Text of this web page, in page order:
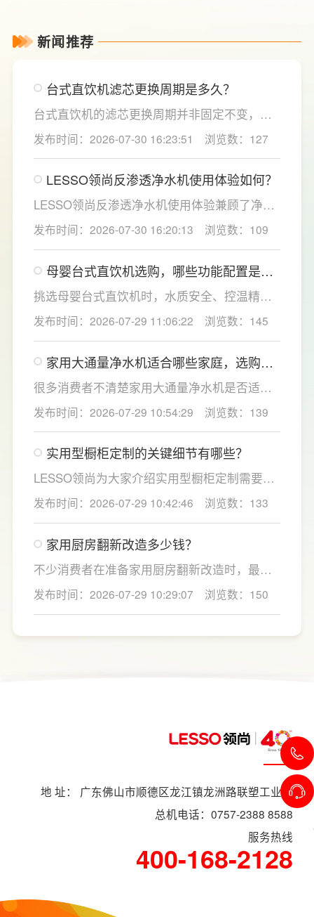
新闻推荐
台式直饮机滤芯更换周期是多久？
台式直饮机的滤芯更换周期并非固定不变，主
要取决于实际用水量、进水水质及使用频率等
因素。一般来说，PP棉和活性炭类前置滤芯建
议每6至12个月更换一次，RO反渗透膜滤芯使
用寿命相对较长，通常在2至3年左右，而后置
活性炭滤芯则建议每年更换一次以保障出水口
感。
发布时间：2026-07-30 16:23:51 浏览数：127
LESSO领尚反渗透净水机使用体验如何？
LESSO领尚反渗透净水机使用体验兼顾了净水
效果、使用便捷性和节水表现。产品采用
120mm纤薄机身设计，不占用过多厨下空间；
双出水模式可根据不同需求切换生活用水和直
饮水，不仅满足厨房多场景用水需求，还有助
于延长滤芯使用寿命。
发布时间：2026-07-30 16:20:13 浏览数：109
母婴台式直饮机选购，哪些功能配置是有
娃家庭必不可少的？
挑选母婴台式直饮机时，水质安全、控温精准
度是宝妈群体最关心的核心需求，接下来
LESSO领尚为大家讲解适合母婴家庭的必备功
能配置。母婴冲奶、辅食、直饮对水温要求不
同，机型需搭载多档精准控温功能，45℃低温
冲奶、85℃泡辅食、100℃沸水冲泡茶饮一键
切换，不用反复烧水兑冷水，呵护宝宝娇嫩肠
胃。
发布时间：2026-07-29 11:06:22 浏览数：145
家用大通量净水机适合哪些家庭，选购时
如何匹配用水场景吗？
很多消费者不清楚家用大通量净水机是否适配
自家户型，LESSO领尚建议，选购前一定要结
合家庭用水场景判断。家用大通量净水机更适
合常住人口多、用水需求大的家庭，比如三口
及以上之家，或是经常泡茶、冲奶、清洗果
蔬，需要持续大量净水的用户。小户型、单人
居住、日常用水量少的家庭，无需盲目追求超
大通量，避免功能过剩造成浪费。
发布时间：2026-07-29 10:54:29 浏览数：139
实用型橱柜定制的关键细节有哪些？
LESSO领尚为大家介绍实用型橱柜定制需要关
注的几个关键细节：实用型橱柜定制应结合厨
房面积和家庭烹饪习惯进行规划，合理划分
洗、切、炒动线，提升下厨效率；同时充分利
用吊柜、地柜、高柜等收纳空间，并配置抽屉
分区、拉篮、转角收纳等功能设计，提高空间
利用率。
发布时间：2026-07-29 10:42:46 浏览数：133
家用厨房翻新改造多少钱？
不少消费者在准备家用厨房翻新改造时，最关
心的问题莫过于“家用厨房翻新改造多少钱”，接
下来LESSO领尚为大家解答一下。事实上，厨
房改造费用并没有统一标准，通常会受到改造
范围、空间面积、材料品质、功能配置以及是
发布时间：2026-07-29 10:29:07 浏览数：150
地 址： 广东佛山市顺德区龙江镇龙洲路联塑工业村
总机电话：0757-2388 8588
服务热线
400-168-2128